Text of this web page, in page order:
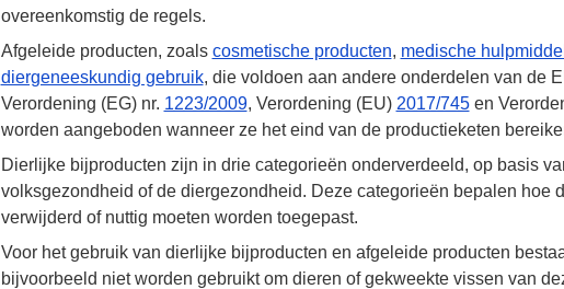
overeenkomstig de regels.
Afgeleide producten, zoals cosmetische producten, medische
diergeneeskundig gebruik, die voldoen aan andere onderdelen van de
Verordening (EG) nr. 1223/2009, Verordening (EU) 2017/745en
worden aangeboden wanneer ze het eind van de productieketen
Dierlijke bijproducten zijn in drie categorieën onderverdeeld, op basis
volksgezondheid of de diergezondheid. Deze categorieën bepalen hoe
verwijderd of nuttig moeten worden toegepast.
Voor het gebruik van dierlijke bijproducten en afgeleide producten
bijvoorbeeld niet worden gebruikt om dieren of gekweekte vissen van